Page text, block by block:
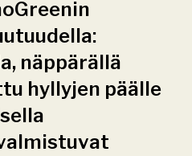
näppärällä
hyllyjen päälle